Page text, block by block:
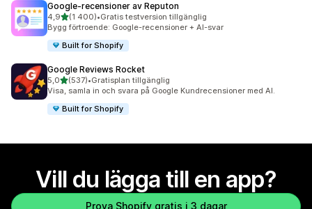
Google‑recensioner av Reputon
4,9av 5 stjärnor
(1 400)
1400 recensioner totalt
•Gratis testversion tillgänglig
Bygg förtroende: Google-recensioner + AI-svar
Built for Shopify
Google Reviews Rocket
5,0av 5 stjärnor
(537)
537 recensioner totalt
•Gratisplan tillgänglig
Visa, samla in och svara på Google Kundrecensioner med AI.
Built for Shopify
Vill du lägga till en app?
Prova Shopify gratis i 3 dagar